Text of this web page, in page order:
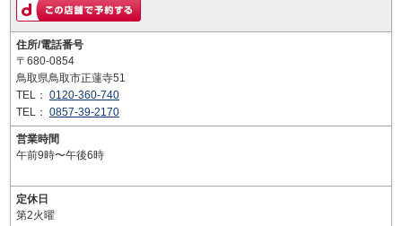
住所/電話番号
〒680-0854
鳥取県鳥取市正蓮寺51
TEL： 0120-360-740
TEL： 0857-39-2170
営業時間
午前9時〜午後6時
定休日
第2火曜